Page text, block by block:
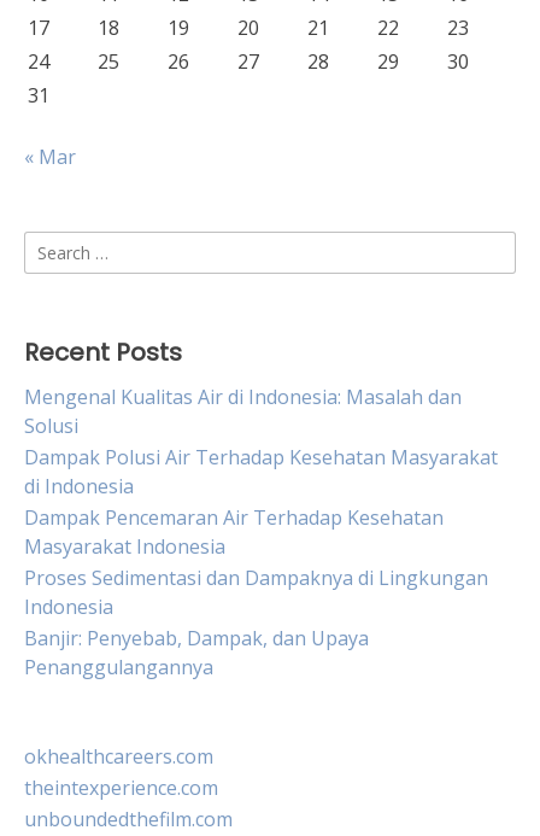
17
18 19 20 21 22
23
24
25 26 27 28 29
30
31
« Mar
Search
for:
Recent Posts
Mengenal Kualitas Air di Indonesia: Masalah dan
Solusi
Dampak Polusi Air Terhadap Kesehatan Masyarakat
di Indonesia
Dampak Pencemaran Air Terhadap Kesehatan
Masyarakat Indonesia
Proses Sedimentasi dan Dampaknya di Lingkungan
Indonesia
Banjir: Penyebab, Dampak, dan Upaya
Penanggulangannya
okhealthcareers.com
theintexperience.com
unboundedthefilm.com